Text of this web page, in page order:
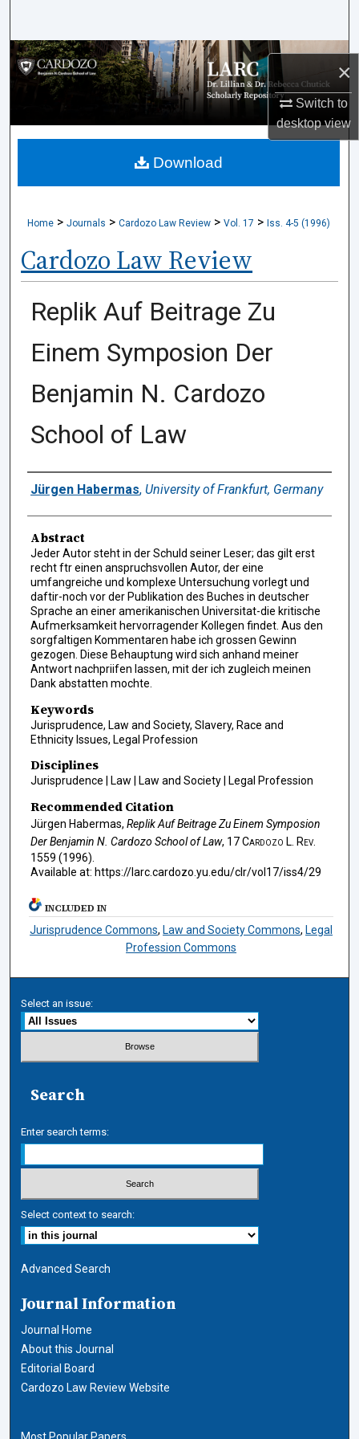
×
Switch to
desktopview
Browse Collections
My Account
About
Home > Journals > Cardozo Law Review > Vol. 17 > Iss. 4-5 (1996)
Cardozo Law Review
Replik Auf Beitrage Zu
Einem Symposion Der
Benjamin N. Cardozo
School of Law
Authors
Jürgen Habermas, University of Frankfurt, Germany
Abstract
Jeder Autor steht in der Schuld seiner Leser; das gilt erst
recht ftr einen anspruchsvollen Autor, der eine
umfangreiche und komplexe Untersuchung vorlegt und
daftir-noch vor der Publikation des Buches in deutscher
Sprache an einer amerikanischen Universitat-die kritische
Aufmerksamkeit hervorragender Kollegen findet. Aus den
sorgfaltigen Kommentaren habe ich grossen Gewinn
gezogen. Diese Behauptung wird sich anhand meiner
Antwort nachpriifen lassen, mit der ich zugleich meinen
Dank abstatten mochte.
Keywords
Jurisprudence, Law and Society, Slavery, Race and
Ethnicity Issues, Legal Profession
Disciplines
Jurisprudence | Law | Law and Society | Legal Profession
Recommended Citation
Jürgen Habermas, Replik Auf Beitrage Zu Einem Symposion
Der Benjamin N. Cardozo School of Law, 17Cardozo L. Rev.
1559 (1996).
Available at: https://larc.cardozo.yu.edu/clr/vol17/iss4/29
Download
INCLUDED IN
Jurisprudence Commons,Law and Society Commons,Legal
Profession Commons
Select an issue:
Search
Enter search terms:
Select context to search:
Advanced Search
Journal Information
Journal Home
About this Journal
Editorial Board
Cardozo Law Review Website
Most Popular Papers